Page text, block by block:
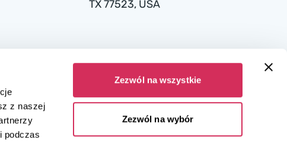
z naszej
podczas
Zezwól na wszystkie
Zezwól na wybór
TX 77523, USA